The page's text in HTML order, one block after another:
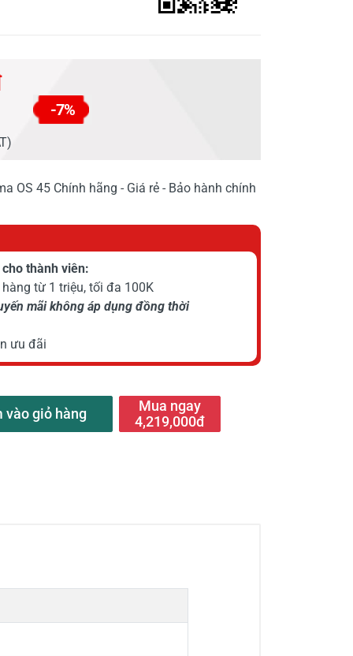
-7%
OS 45 Chính hãng - Giá rẻ - Bảo hành chính
thành viên:
từ 1 triệu, tối đa 100K
mãi không áp dụng đồng thời
ưu đãi
vào giỏ hàng
Mua ngay
4,219,000đ